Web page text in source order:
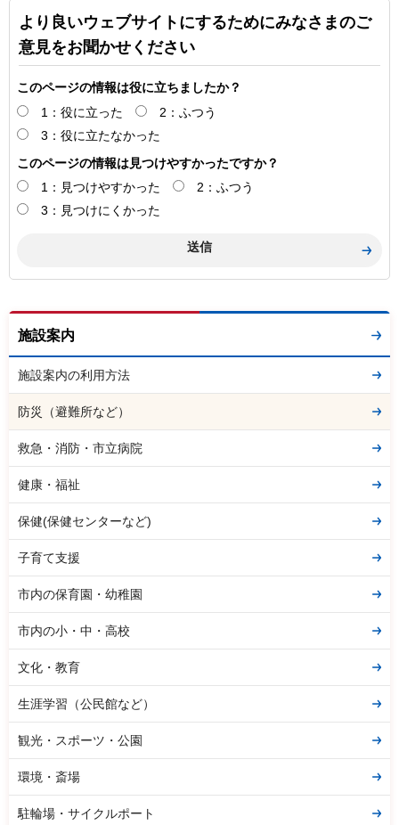
より良いウェブサイトにするためにみなさまのご
意見をお聞かせください
このページの情報は役に立ちましたか？
1：役に立った
2：ふつう
3：役に立たなかった
このページの情報は見つけやすかったですか？
1：見つけやすかった
2：ふつう
3：見つけにくかった
施設案内
施設案内の利用方法
防災（避難所など）
救急・消防・市立病院
健康・福祉
保健(保健センターなど)
子育て支援
市内の保育園・幼稚園
市内の小・中・高校
文化・教育
生涯学習（公民館など）
観光・スポーツ・公園
環境・斎場
駐輪場・サイクルポート